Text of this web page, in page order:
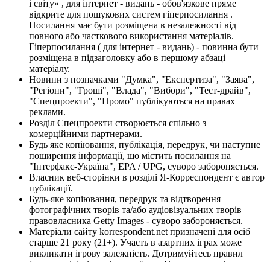
і світу» , для інтернет - видань - обов'язкове пряме
відкрите для пошукових систем гіперпосилання .
Посилання має бути розміщена в незалежності від
повного або часткового використання матеріалів.
Гіперпосилання ( для інтернет - видань) - повинна бути
розміщена в підзаголовку або в першому абзаці
матеріалу.
Новини з позначками "Думка", "Експертиза", "Заява",
"Регіони", "Гроші", "Влада", "Вибори", "Тест-драйв",
"Спецпроекти", "Промо" публікуються на правах
реклами.
Розділ Спецпроекти створюється спільно з
комерційними партнерами.
Будь яке копіювання, публікація, передрук, чи наступне
поширення інформації, що містить посилання на
"Інтерфакс-Україна", EPA / UPG, суворо забороняється.
Власник веб-сторінки в розділі Я-Корреспондент є автор
публікації.
Будь-яке копіювання, передрук та відтворення
фотографічних творів та/або аудіовізуальних творів
правовласника Getty Images - суворо забороняється.
Матеріали сайту korrespondent.net призначені для осіб
старше 21 року (21+). Участь в азартних іграх може
викликати ігрову залежність. Дотримуйтесь правил